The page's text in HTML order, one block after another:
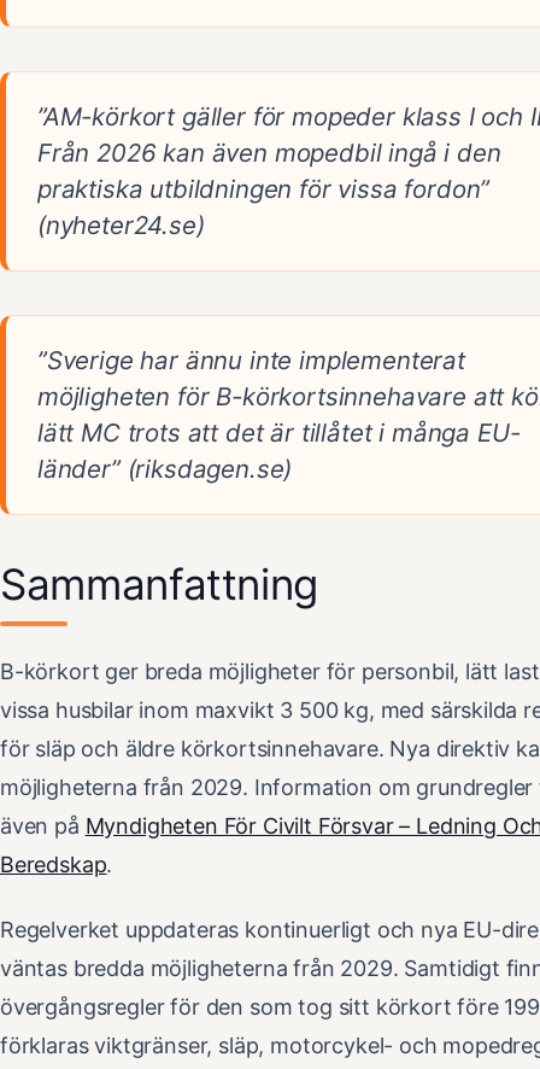
”AM-körkort gäller för mopeder klass I och
Från 2026 kan även mopedbil ingå i den
praktiska utbildningen för vissa fordon”
(nyheter24.se)
”Sverige har ännu inte implementerat
möjligheten för B-körkortsinnehavare att
lätt MC trots att det är tillåtet i många EU-
länder” (riksdagen.se)
Sammanfattning
B-körkort ger breda möjligheter för personbil, lätt
vissa husbilar inom maxvikt 3 500 kg, med särskilda
för släp och äldre körkortsinnehavare. Nya direktiv
möjligheterna från 2029. Information om grundregler
även på Myndigheten För Civilt Försvar – Ledning
Beredskap.
Regelverket uppdateras kontinuerligt och nya EU-
väntas bredda möjligheterna från 2029. Samtidigt
övergångsregler för den som tog sitt körkort före
förklaras viktgränser, släp, motorcykel- och